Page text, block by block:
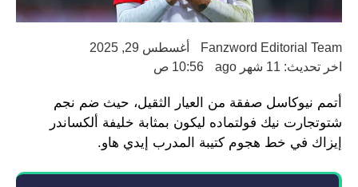
Fanzword Editorial Team
أغسطس 29, 2025
اخر تحديث: 11 شهر ago
10:56 ص
أتمم نيوكاسل صفقة من العيار الثقيل، حيث ضم نجم
شتوتجارت نيك فولتماده ليكون بمثابة خليفة ألكساندر
إيزاك في خط هجوم كتيبة المدرب إيدي هاو.